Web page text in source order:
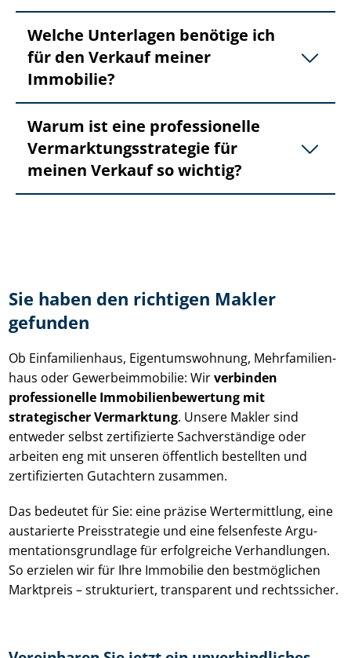
Welche Unterlagen benötige ich
für den Verkauf meiner
Immobilie?
Warum ist eine professionelle
Ver­mark­tungs­stra­te­gie für
meinen Verkauf so wichtig?
Sie haben den richtigen Makler
gefunden
Ob Einfamilienhaus, Ei­gen­tums­woh­nung, Mehr­fa­mi­li­en­
haus oder Ge­wer­be­im­mo­bi­lie: Wirverbinden
professionelle Im­mo­bi­li­en­be­wer­tung mit
strategischer Vermarktung. Unsere Makler sind
entweder selbst zertifizierte Sachverständige oder
arbeiten eng mit unseren öffentlich bestellten und
zertifizierten Gutachtern zusammen.
Das bedeutet für Sie: eine präzise Wertermittlung, eine
austarierte Preisstrategie und eine felsenfeste Ar­gu­
men­ta­ti­ons­grund­la­ge für erfolgreiche Verhandlungen.
So erzielen wir für Ihre Immobilie den bestmöglichen
Marktpreis – strukturiert, transparent und rechtssicher.